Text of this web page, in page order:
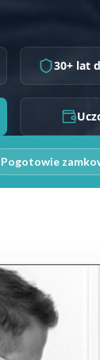
30+ lat
Pogotowie